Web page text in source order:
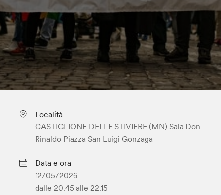
Località
CASTIGLIONE DELLE STIVIERE (MN) Sala Don
Rinaldo Piazza San Luigi Gonzaga
Data e ora
12/05/2026
dalle 20.45 alle 22.15